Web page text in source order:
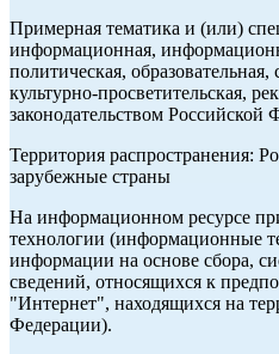
Примерная тематика и (или)
информационная,
политическая, образовательная,
культурно-просветительская,
законодательством Российской
Территория распространения:
зарубежные страны
На информационном ресурсе
технологии (информационные
информации на основе сбора,
сведений, относящихся к
"Интернет", находящихся на
Федерации).